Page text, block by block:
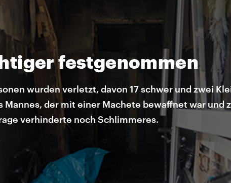
festgenommen
wurden verletzt, davon 17 schwer und zwei
der mit einer Machete bewaffnet war und
verhinderte noch Schlimmeres.